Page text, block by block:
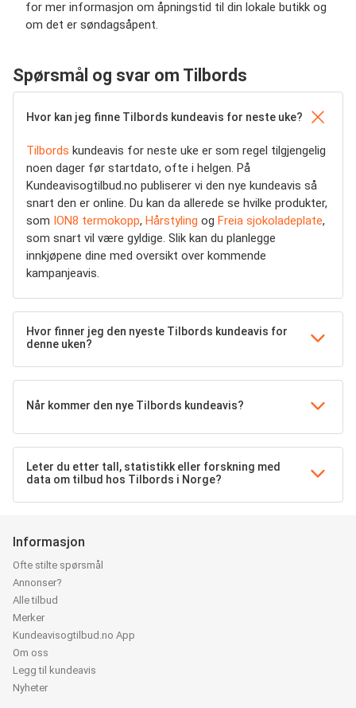
for mer informasjon om åpningstid til din lokale butikk og
om det er søndagsåpent.
Spørsmål og svar om Tilbords
Hvor kan jeg finne Tilbords kundeavis for neste uke?
Tilbords kundeavis for neste uke er som regel tilgjengelig
noen dager før startdato, ofte i helgen. På
Kundeavisogtilbud.no publiserer vi den nye kundeavis så
snart den er online. Du kan da allerede se hvilke produkter,
som ION8 termokopp, Hårstyling og Freia sjokoladeplate,
som snart vil være gyldige. Slik kan du planlegge
innkjøpene dine med oversikt over kommende
kampanjeavis.
Hvor finner jeg den nyeste Tilbords kundeavis for
denne uken?
Når kommer den nye Tilbords kundeavis?
Leter du etter tall, statistikk eller forskning med
data om tilbud hos Tilbords i Norge?
Informasjon
Ofte stilte spørsmål
Annonser?
Alle tilbud
Merker
Kundeavisogtilbud.no App
Om oss
Legg til kundeavis
Nyheter